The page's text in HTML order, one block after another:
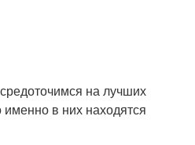
на лучших
именно в них находятся